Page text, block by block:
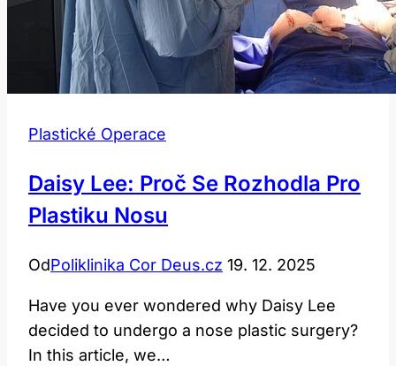
Plastické Operace
Daisy Lee: Proč Se Rozhodla Pro
Plastiku Nosu
OdPoliklinika Cor Deus.cz 19. 12. 2025
Have you ever wondered why Daisy Lee
decided to undergo a nose plastic surgery?
In this article, we…